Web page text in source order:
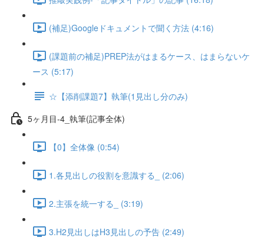
(補足)Googleドキュメントで聞く方法 (4:16)
(課題前の補足)PREP法がはまるケース、はまらないケ
ース (5:17)
☆【添削課題7】執筆(1見出し分のみ)
5ヶ月目-4_執筆(記事全体)
【0】全体像 (0:54)
1.各見出しの役割を意識する_ (2:06)
2.主張を統一する_ (3:19)
3.H2見出しはH3見出しの予告 (2:49)